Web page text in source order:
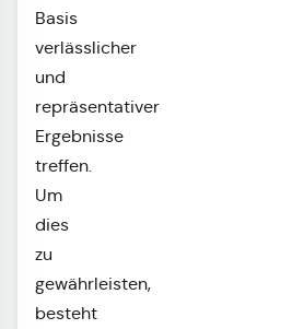
Basis
verlässlicher
und
repräsentativer
Ergebnisse
treffen.
Um
dies
zu
gewährleisten,
besteht